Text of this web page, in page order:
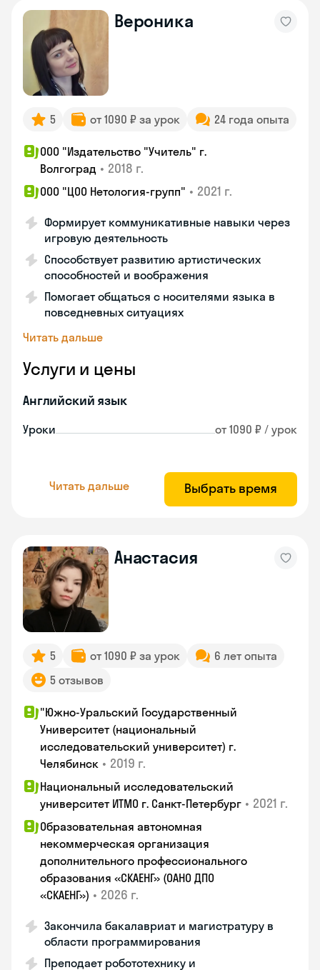
Вероника
5 от 1090 ₽ за урок 24 года опыта
ООО "Издательство "Учитель" г.
Волгоград • 2018 г.
ООО "ЦОО Нетология-групп" • 2021 г.
Формирует коммуникативные навыки через
игровую деятельность
Способствует развитию артистических
способностей и воображения
Помогает общаться с носителями языка в
повседневных ситуациях
Читать дальше
Услуги и цены
Английский язык
Уроки от 1090 ₽ / урок
Читать дальше Выбрать время
Анастасия
5 от 1090 ₽ за урок
6 лет опыта
5 отзывов
"Южно-Уральский Государственный
Университет (национальный
исследовательский университет) г.
Челябинск • 2019 г.
Национальный исследовательский
университет ИТМО г. Санкт-Петербург • 2021 г.
Образовательная автономная
некоммерческая организация
дополнительного профессионального
образования «СКАЕНГ» (ОАНО ДПО
«СКАЕНГ») • 2026 г.
Закончила бакалавриат и магистратуру в
области программирования
Преподает робототехнику и